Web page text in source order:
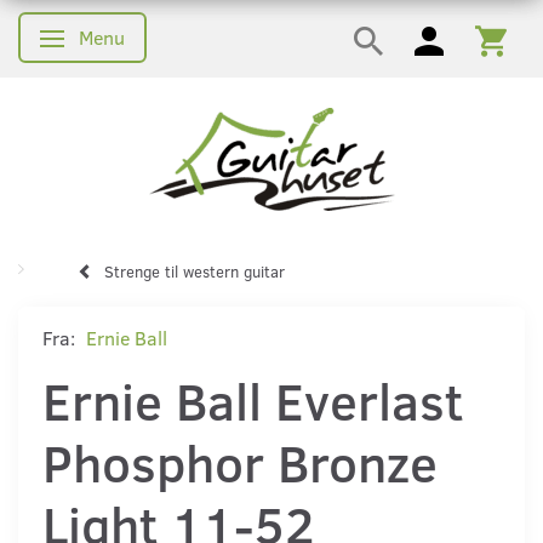
Skifte navigation
Menu
Strenge til western guitar
Fra: Ernie Ball
Ernie Ball Everlast
Phosphor Bronze
Light 11-52